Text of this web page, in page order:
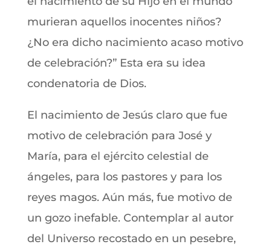
murieran aquellos inocentes niños?
¿No era dicho nacimiento acaso motivo
de celebración?” Esta era su idea
condenatoria de Dios.
El nacimiento de Jesús claro que fue
motivo de celebración para José y
María, para el ejército celestial de
ángeles, para los pastores y para los
reyes magos. Aún más, fue motivo de
un gozo inefable. Contemplar al autor
del Universo recostado en un pesebre,